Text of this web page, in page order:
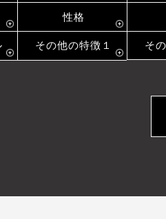
性格
その他の特徴１ そ